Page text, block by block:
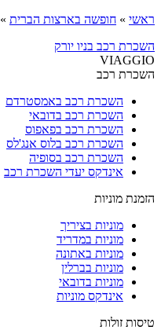
ראשי » חופשה בארצות הברית »
השכרת רכב בניו יורק
VIAGGIO
השכרת רכב
השכרת רכב באמסטרדם
השכרת רכב בדובאי
השכרת רכב בפאפוס
השכרת רכב בלוס אנג'לס
השכרת רכב בסופיה
אינדקס יעדי השכרת רכב
הזמנת מוניות
מוניות בציריך
מוניות במדריד
מוניות באתונה
מוניות בברלין
מוניות בדובאי
אינדקס מוניות
טיסות זולות